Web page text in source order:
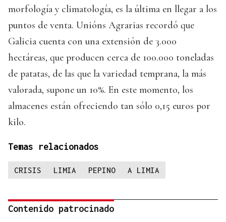
morfología y climatología, es la última en llegar a los
puntos de venta. Unións Agrarias recordó que
Galicia cuenta con una extensión de 3.000
hectáreas, que producen cerca de 100.000 toneladas
de patatas, de las que la variedad temprana, la más
valorada, supone un 10%. En este momento, los
almacenes están ofreciendo tan sólo 0,15 euros por
kilo.
Temas relacionados
CRISIS LIMIA PEPINO A LIMIA
Contenido patrocinado